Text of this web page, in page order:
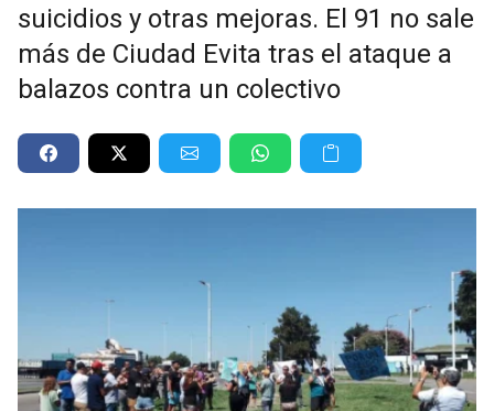
suicidios y otras mejoras. El 91 no sale
más de Ciudad Evita tras el ataque a
balazos contra un colectivo